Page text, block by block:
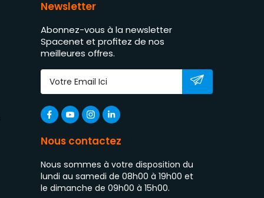
Newsletter
Abonnez-vous à la newsletter
Spacenet et profitez de nos
meilleures offres.
Nous contactez
Nous sommes à votre disposition du
lundi au samedi de 08h00 à 19h00 et
le dimanche de 09h00 à 15h00.